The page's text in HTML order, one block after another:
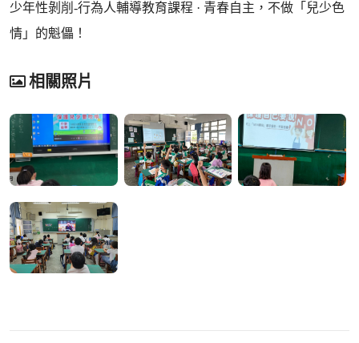
少年性剝削-行為人輔導教育課程 · 青春自主，不做「兒少色
情」的魁儡！
相關照片